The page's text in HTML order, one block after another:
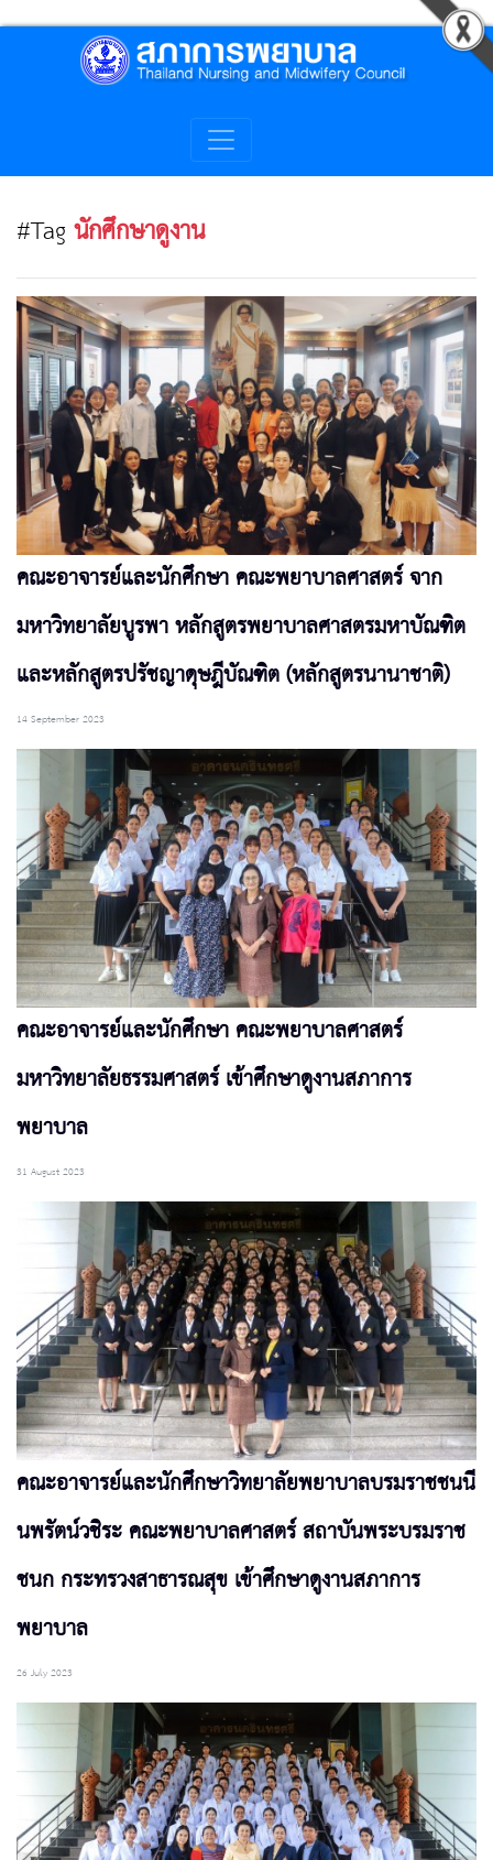
#Tagนักศึกษาดูงาน
คณะอาจารย์และนักศึกษา คณะพยาบาลศาสตร์ จาก
มหาวิทยาลัยบูรพา หลักสูตรพยาบาลศาสตรมหาบัณฑิต
และหลักสูตรปรัชญาดุษฎีบัณฑิต (หลักสูตรนานาชาติ)
14 September 2023
คณะอาจารย์และนักศึกษา คณะพยาบาลศาสตร์
มหาวิทยาลัยธรรมศาสตร์ เข้าศึกษาดูงานสภาการ
พยาบาล
31 August 2023
คณะอาจารย์และนักศึกษาวิทยาลัยพยาบาลบรมราชชนนี
นพรัตน์วชิระ คณะพยาบาลศาสตร์ สถาบันพระบรมราช
ชนก กระทรวงสาธารณสุข เข้าศึกษาดูงานสภาการ
พยาบาล
26 July 2023